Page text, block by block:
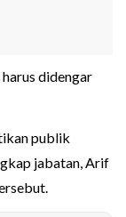
didengar
publik
jabatan, Arif